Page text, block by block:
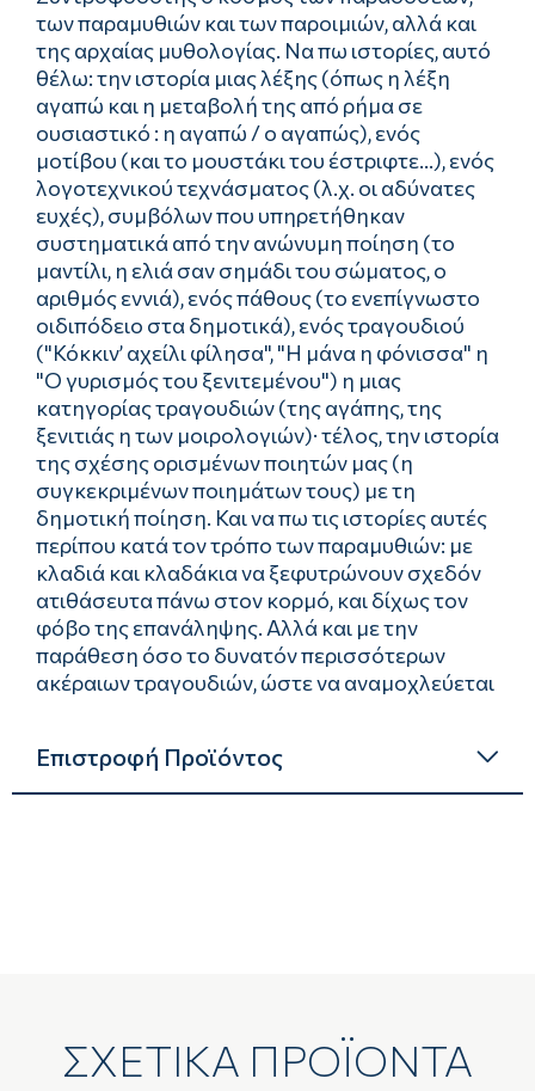
των παραμυθιών και των παροιμιών, αλλά και
της αρχαίας μυθολογίας. Να πω ιστορίες, αυτό
θέλω: την ιστορία μιας λέξης (όπως η λέξη
αγαπώ και η μεταβολή της από ρήμα σε
ουσιαστικό : η αγαπώ / ο αγαπώς), ενός
μοτίβου (και το μουστάκι του έστριφτε...), ενός
λογοτεχνικού τεχνάσματος (λ.χ. οι αδύνατες
ευχές), συμβόλων που υπηρετήθηκαν
συστηματικά από την ανώνυμη ποίηση (το
μαντίλι, η ελιά σαν σημάδι του σώματος, ο
αριθμός εννιά), ενός πάθους (το ενεπίγνωστο
οιδιπόδειο στα δημοτικά), ενός τραγουδιού
("Κόκκιν’ αχείλι φίλησα", "Η μάνα η φόνισσα" η
"Ο γυρισμός του ξενιτεμένου") η μιας
κατηγορίας τραγουδιών (της αγάπης, της
ξενιτιάς η των μοιρολογιών)· τέλος, την ιστορία
της σχέσης ορισμένων ποιητών μας (η
συγκεκριμένων ποιημάτων τους) με τη
δημοτική ποίηση. Και να πω τις ιστορίες αυτές
περίπου κατά τον τρόπο των παραμυθιών: με
κλαδιά και κλαδάκια να ξεφυτρώνουν σχεδόν
ατιθάσευτα πάνω στον κορμό, και δίχως τον
φόβο της επανάληψης. Αλλά και με την
παράθεση όσο το δυνατόν περισσότερων
ακέραιων τραγουδιών, ώστε να αναμοχλεύεται
Επιστροφή Προϊόντος
ΣΧΕΤΙΚΑ ΠΡΟΪΟΝΤΑ